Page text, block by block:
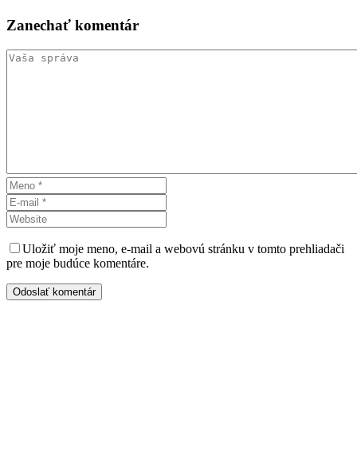
Zanechať komentár
Uložiť moje meno, e-mail a webovú stránku v tomto prehliadači
pre moje budúce komentáre.
Odoslať komentár